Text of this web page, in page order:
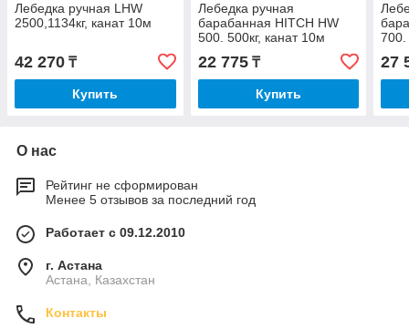
Лебедка ручная LHW
2500,1134кг, канат 10м
42 270 ₸
Купить
Лебедка ручная
барабанная HITCH HW
500. 500кг, канат 10м
22 775₸
Купить
700.
27
О нас
Рейтинг не сформирован
Менее 5 отзывов за последний год
Работает с 09.12.2010
г. Астана
Астана, Казахстан
Контакты